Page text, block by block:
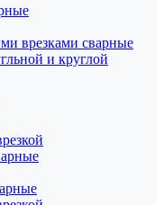
врезками сварные
и круглой